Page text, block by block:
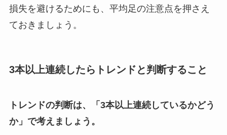
損失を避けるためにも、平均足の注意点を押さえ
ておきましょう。
3本以上連続したらトレンドと判断すること
トレンドの判断は、「3本以上連続しているかどう
か」で考えましょう。